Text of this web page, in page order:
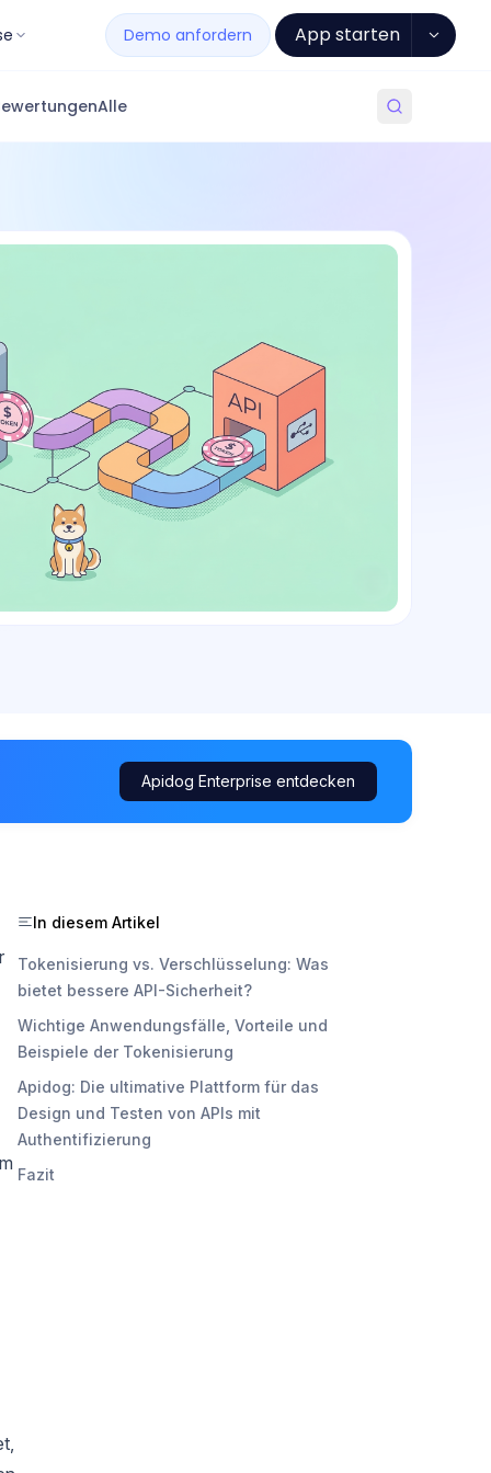
Demo anfordern App starten
Alle
Apidog Enterprise entdecken
In diesem Artikel
Tokenisierung vs. Verschlüsselung: Was
bietet bessere API-Sicherheit?
Wichtige Anwendungsfälle, Vorteile und
Beispiele der Tokenisierung
Apidog: Die ultimative Plattform für das
Design und Testen von APIs mit
Authentifizierung
Fazit